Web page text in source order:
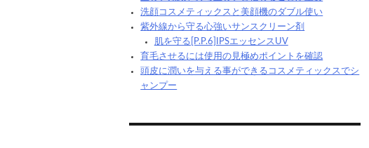
洗顔コスメティックスと美顔機のダブル使い
紫外線から守る心強いサンスクリーン剤
肌を守る[P.P.6]IPSエッセンスUV
育毛させるには使用の見極めポイントを確認
頭皮に潤いを与える事ができるコスメティックスでシ
ャンプー